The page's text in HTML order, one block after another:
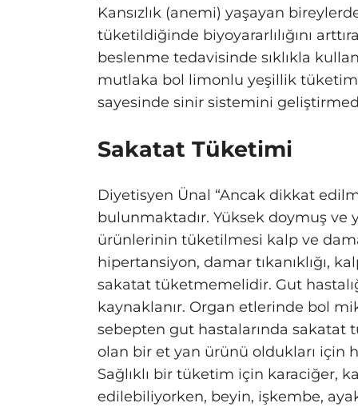
Kansızlık (anemi) yaşayan
tüketildiğinde biyoyararlılığını
beslenme tedavisinde sıklıkla
mutlaka bol limonlu yeşillik tüketimi
sayesinde sinir sistemini
Sakatat Tüketimi
Diyetisyen Ünal “Ancak dikkat
bulunmaktadır. Yüksek doymuş ve
ürünlerinin tüketilmesi kalp ve
hipertansiyon, damar tıkanıklığı,
sakatat tüketmemelidir. Gut
kaynaklanır. Organ etlerinde bol
sebepten gut hastalarında
olan bir et yan ürünü oldukları için
Sağlıklı bir tüketim için karaciğer,
edilebiliyorken, beyin, işkembe,